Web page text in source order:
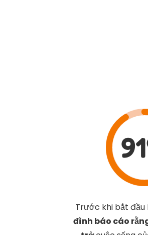
Trước khi bắt đầu
đình báo cáo